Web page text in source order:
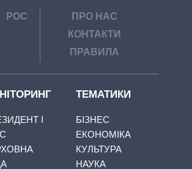
РОС
ПРО НАС
КОНТАКТИ
ПРАВИЛА
І
ТЕМАТИКИ
БІЗНЕС
ЕКОНОМІКА
КУЛЬТУРА
НАУКА